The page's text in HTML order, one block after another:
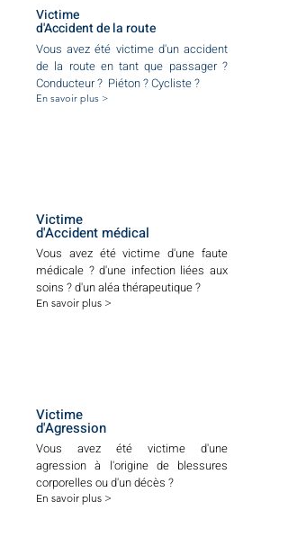
Victime
d'Accident de la route
Vous avez été victime d'un accident
de la route en tant que passager ?
Conducteur ? Piéton ? Cycliste ?
En savoir plus >
Victime
d'Accident médical
Vous avez été victime d'une faute
médicale ? d'une infection liées aux
soins ? d'un aléa thérapeutique ?
En savoir plus >
Victime
d'Agression
Vous avez été victime d'une
agression à l'origine de blessures
corporelles ou d'un décès ?
En savoir plus >